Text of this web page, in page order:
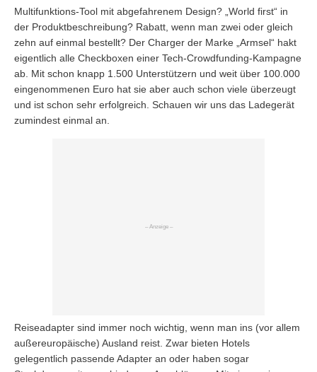
Multifunktions-Tool mit abgefahrenem Design? „World first“ in
der Produktbeschreibung? Rabatt, wenn man zwei oder gleich
zehn auf einmal bestellt? Der Charger der Marke „Armsel“ hakt
eigentlich alle Checkboxen einer Tech-Crowdfunding-Kampagne
ab. Mit schon knapp 1.500 Unterstützern und weit über 100.000
eingenommenen Euro hat sie aber auch schon viele überzeugt
und ist schon sehr erfolgreich. Schauen wir uns das Ladegerät
zumindest einmal an.
Reiseadapter sind immer noch wichtig, wenn man ins (vor allem
außereuropäische) Ausland reist. Zwar bieten Hotels
gelegentlich passende Adapter an oder haben sogar